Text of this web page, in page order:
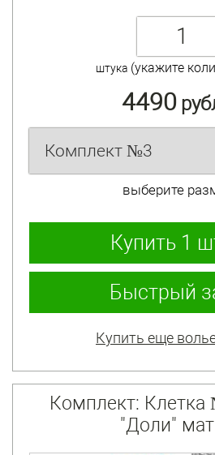
штука(укажите
4490
выберите
Купить 1
Быстрый
Купить еще
Комплект: Клетка
"Доли"